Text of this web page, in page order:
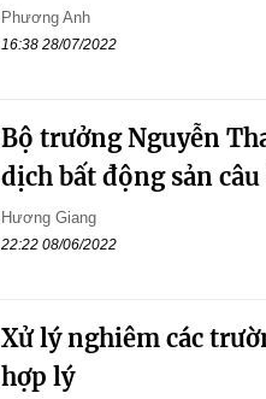
Phương Anh
16:38 28/07/2022
Bộ trưởng Nguyễn
dịch bất động sản
Hương Giang
22:22 08/06/2022
Xử lý nghiêm các
hợp lý